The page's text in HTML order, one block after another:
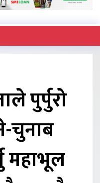
पुर्पुरो
चुनाब
महाभूल